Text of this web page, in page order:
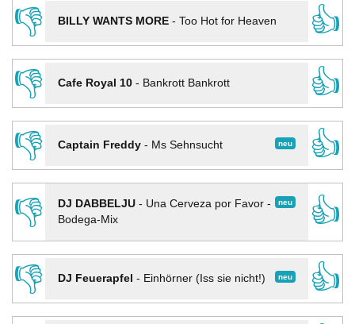
👎
BILLY WANTS MORE- Too Hot for Heaven
👍
👎
Cafe Royal 10- Bankrott Bankrott
👍
👎
neu
Captain Freddy- Ms Sehnsucht
👍
👎
neu
DJ DABBELJU- Una Cerveza por Favor -
Bodega-Mix
👍
👎
neu
DJ Feuerapfel - Einhörner (Iss sie nicht!)
👍